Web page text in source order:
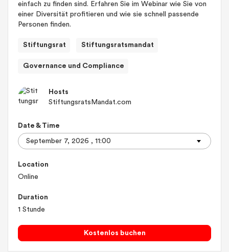
einfach zu finden sind. Erfahren Sie im Webinar wie Sie von
einer Diversität profitieren und wie sie schnell passende
Personen finden.
Stiftungsrat Stiftungsratsmandat
Governance und Compliance
Hosts
StiftungsratsMandat.com
Date & Time
Location
Online
Duration
1 Stunde
Kostenlos buchen